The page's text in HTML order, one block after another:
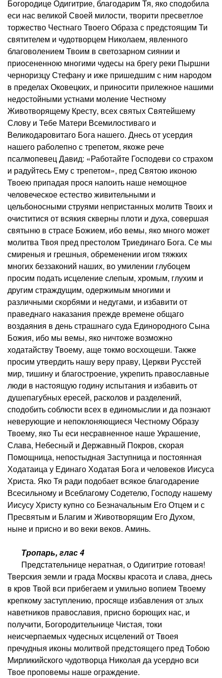
Богородице Одигитрие, благодарим Тя, яко сподобила
еси нас великой Своей милости, творити пресветлое
торжество Честнаго Твоего Образа с предстоящим Ти
святителем и чудотворцем Николаем, явленного
благоволением Твоим в светозарном сиянии и
приосененною многими чудесы на брегу реки Пыршни
черноризцу Стефану и иже пришедшим с ним народом
в пределах Оковецких, и приносити прилежное нашими
недостойными устнами моление Честному
Животворящему Кресту, всех святых Святейшему
Слову и Тебе Матери Всемилостиваго и
Великодаровитаго Бога нашего. Днесь от усердия
нашего раболепно с трепетом, якоже рече
псалмопевец Давид: «Работайте Господеви со страхом
и радуйтесь Ему с трепетом», пред Святою иконою
Твоею припадая прося напоить наше немощное
человеческое естество живительными и
цельбоносными струями непристанных молитв Твоих и
очиститися от всякия скверны плоти и духа, совершая
святыню в страсе Божием, ибо вемы, яко много может
молитва Твоя пред престолом Триединаго Бога. Се мы
смиреныя и грешныя, обременении игом тяжких
многих беззаконий наших, во умилении глубоцем
просим подать исцеление слепым, хромым, глухим и
другим страждущим, одержимым многими и
различными скорбями и недугами, и избавити от
праведнаго наказания прежде времене общаго
воздаяния в день страшнаго суда Единородного Сына
Божия, ибо мы вемы, яко ничтоже возможно
ходатайству Твоему, аще токмо восхощеши. Также
просим утвердить нашу веру праву, Церкви Русстей
мир, тишину и благостроение, укрепить православные
люди в настоящую годину испытания и избавить от
душепагубных ересей, расколов и разделений,
сподобить соблюсти всех в единомыслии и да познают
неверующие и непоклоняющиеся Честному Образу
Твоему, яко Ты еси несравненное наше Украшение,
Слава, Небесный и Державный Покров, скорая
Помощница, непостыдная Заступница и постоянная
Ходатаица у Единаго Ходатая Бога и человеков Иисуса
Христа. Яко Тя ради подобает всякое благодарение
Всесильному и Всеблагому Содетелю, Господу нашему
Иисусу Христу купно со Безначальным Его Отцем и с
Пресвятым и Благим и Животворящим Его Духом,
ныне и присно и во веки веков. Аминь.
Тропарь, глас 4
Предстательнице нератная, о Одигитрие готовая!
Тверския земли и града Москвы красота и слава, днесь
в кров Твой вси прибегаем и умильно вопием Твоему
крепкому заступлению, просяще избавления от злых
наветников православия, присно борющих нас, и
получити, Богородительнице Чистая, токи
неисчерпаемых чудесных исцелений от Твоея
пречудныя иконы молитвой предстоящего пред Тобою
Мирликийского чудотворца Николая да усердно вси
Твое проповемы наше ограждение.